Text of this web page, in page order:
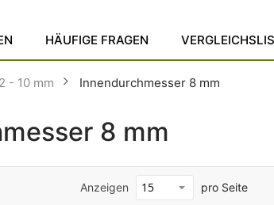
HÄUFIGE FRAGEN
2 - 10 mm Innendurchmesser 8 mm
8 mm
Anzeigen pro Seite